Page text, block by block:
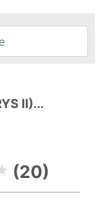
II)...
(20)